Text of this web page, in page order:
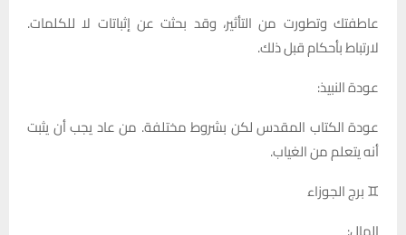
عاطفتك وتطورت من التأثير، وقد بحثت عن إثباتات لا للكلمات.
لارتباط بأحكام قبل ذلك.
عودة النبيذ:
عودة الكتاب المقدس لكن بشروط مختلفة. من عاد يجب أن يثبت
أنه يتعلم من الغياب.
♊ برج الجوزاء